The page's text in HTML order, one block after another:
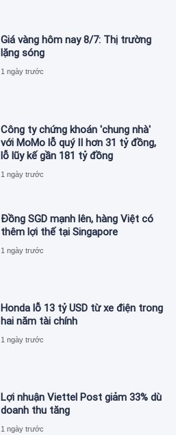
Giá vàng hôm nay 8/7: Thị trường
lặng sóng
1 ngày trước
Công ty chứng khoán 'chung nhà'
với MoMo lỗ quý II hơn 31 tỷ đồng,
lỗ lũy kế gần 181 tỷ đồng
1 ngày trước
Đồng SGD mạnh lên, hàng Việt có
thêm lợi thế tại Singapore
1 ngày trước
Honda lỗ 13 tỷ USD từ xe điện trong
hai năm tài chính
1 ngày trước
Lợi nhuận Viettel Post giảm 33% dù
doanh thu tăng
1 ngày trước